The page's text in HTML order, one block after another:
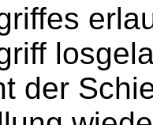
der